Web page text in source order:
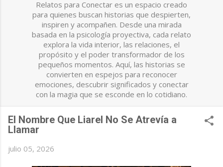
Relatos para Conectar es un espacio creado
para quienes buscan historias que despierten,
inspiren y acompañen. Desde una mirada
basada en la psicología proyectiva, cada relato
explora la vida interior, las relaciones, el
propósito y el poder transformador de los
pequeños momentos. Aquí, las historias se
convierten en espejos para reconocer
emociones, descubrir significados y conectar
con la magia que se esconde en lo cotidiano.
El Nombre Que Liarel No Se Atrevía a
Llamar
julio 05, 2026